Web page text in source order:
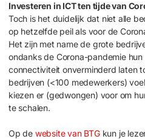
Investeren in ICT ten tijde van
Toch is het duidelijk dat niet alle
op hetzelfde peil als voor de
Het zijn met name de grote
ondanks de Corona-pandemie
connectiviteit onverminderd laten
bedrijven (<100 medewerkers)
kiezen er (gedwongen) voor om
te schalen.
Op de website van BTG kun je